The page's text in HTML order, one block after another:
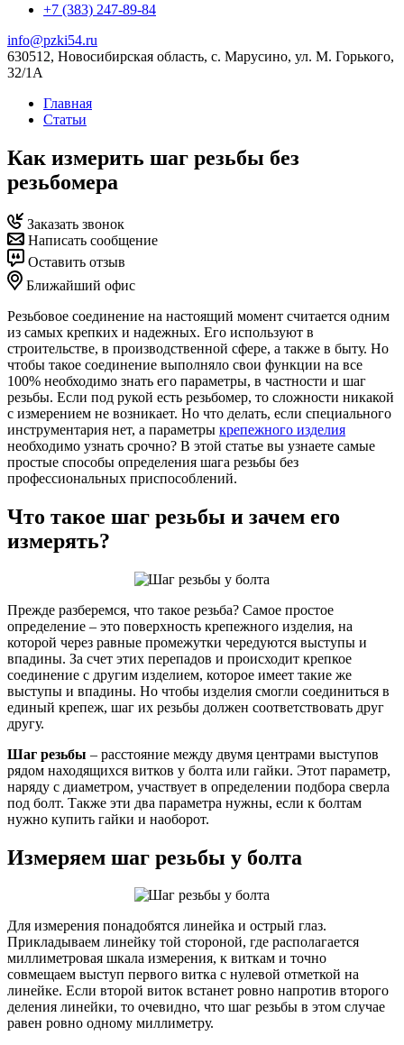
+7 (383) 247-89-84
info@pzki54.ru
630512, Новосибирская область, с. Марусино, ул. М. Горького,
32/1A
Главная
Статьи
Как измерить шаг резьбы без
резьбомера
Заказать звонок
Написать сообщение
Оставить отзыв
Ближайший офис
Резьбовое соединение на настоящий момент считается одним
из самых крепких и надежных. Его используют в
строительстве, в производственной сфере, а также в быту. Но
чтобы такое соединение выполняло свои функции на все
100% необходимо знать его параметры, в частности и шаг
резьбы. Если под рукой есть резьбомер, то сложности никакой
с измерением не возникает. Но что делать, если специального
инструментария нет, а параметры крепежного изделия
необходимо узнать срочно? В этой статье вы узнаете самые
простые способы определения шага резьбы без
профессиональных приспособлений.
Что такое шаг резьбы и зачем его
измерять?
Прежде разберемся, что такое резьба? Самое простое
определение – это поверхность крепежного изделия, на
которой через равные промежутки чередуются выступы и
впадины. За счет этих перепадов и происходит крепкое
соединение с другим изделием, которое имеет такие же
выступы и впадины. Но чтобы изделия смогли соединиться в
единый крепеж, шаг их резьбы должен соответствовать друг
другу.
Шаг резьбы – расстояние между двумя центрами выступов
рядом находящихся витков у болта или гайки. Этот параметр,
наряду с диаметром, участвует в определении подбора сверла
под болт. Также эти два параметра нужны, если к болтам
нужно купить гайки и наоборот.
Измеряем шаг резьбы у болта
Для измерения понадобятся линейка и острый глаз.
Прикладываем линейку той стороной, где располагается
миллиметровая шкала измерения, к виткам и точно
совмещаем выступ первого витка с нулевой отметкой на
линейке. Если второй виток встанет ровно напротив второго
деления линейки, то очевидно, что шаг резьбы в этом случае
равен ровно одному миллиметру.